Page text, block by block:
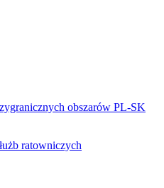
obszarów PL-SK
ratowniczych